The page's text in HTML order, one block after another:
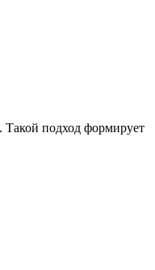
Такой подход формирует